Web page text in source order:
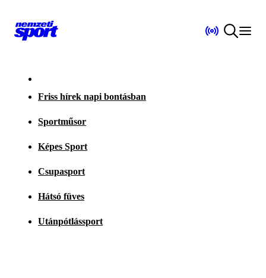
Friss hírek napi bontásban
Sportműsor
Képes Sport
Csupasport
Hátsó füves
Utánpótlássport